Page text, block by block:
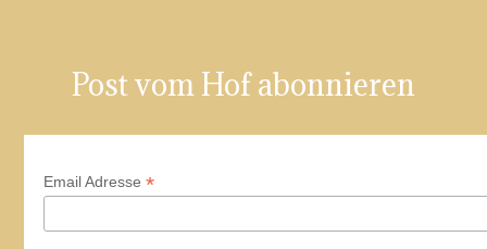
Post vom Hof abonnieren
Email Adresse*